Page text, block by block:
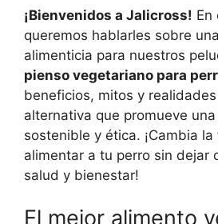
¡Bienvenidos a Jalicross! En
queremos hablarles sobre
alimenticia para nuestros
pienso vegetariano para
beneficios, mitos y
alternativa que promueve
sostenible y ética. ¡Cambia
alimentar a tu perro sin dejar
salud y bienestar!
El mejor alimento